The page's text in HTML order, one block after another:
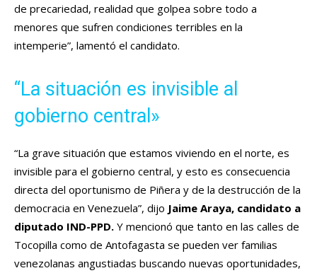
de precariedad, realidad que golpea sobre todo a
menores que sufren condiciones terribles en la
intemperie”, lamentó el candidato.
“La situación es invisible al
gobierno central»
“La grave situación que estamos viviendo en el norte, es
invisible para el gobierno central, y esto es consecuencia
directa del oportunismo de Piñera y de la destrucción de la
democracia en Venezuela”, dijo Jaime Araya, candidato a
diputado IND-PPD. Y mencionó que tanto en las calles de
Tocopilla como de Antofagasta se pueden ver familias
venezolanas angustiadas buscando nuevas oportunidades,